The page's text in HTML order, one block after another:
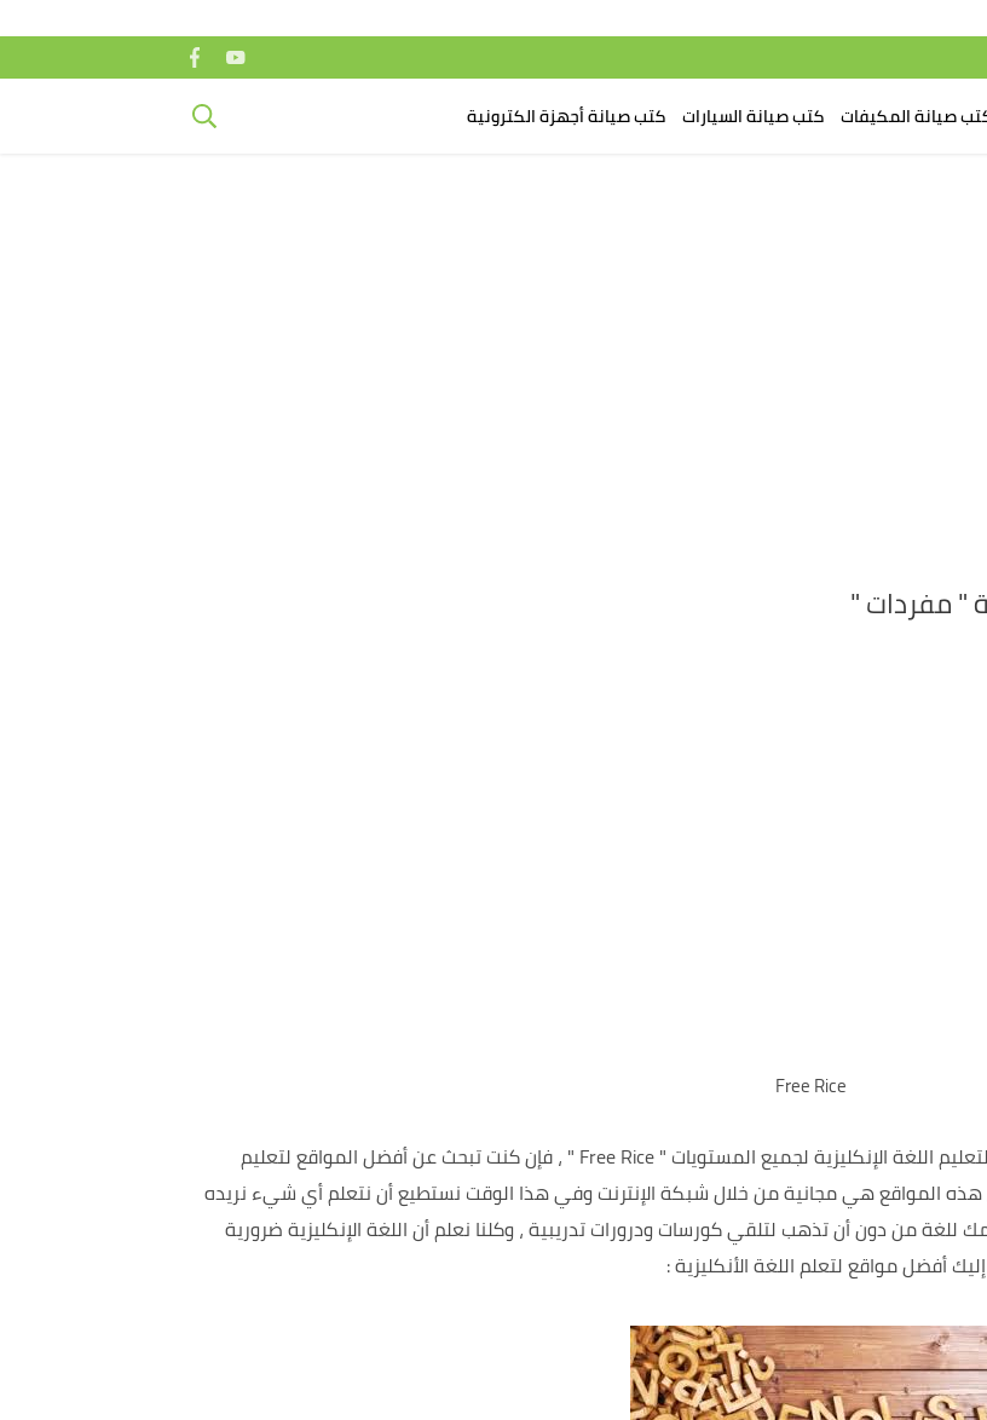
صيانة المكيفات كتب صيانة السيارات كتب صيانة أجهزة الكترونية
اللغة الإنكليزية لجميع المستويات " Free Rice " ،
فإن كنت تبحث عن أفضل المواقع لتعليم
هذه المواقع هي مجانية من خلال شبكة الإنترنت وفي هذا الوقت نستطيع أن نتعلم أي شيء نريده
للغة من دون أن تذهب لتلقي كورسات ودرورات تدريبية ، وكلنا نعلم أن اللغة الإنكليزية ضرورية
أفضل مواقع لتعلم اللغة الأنكليزية :